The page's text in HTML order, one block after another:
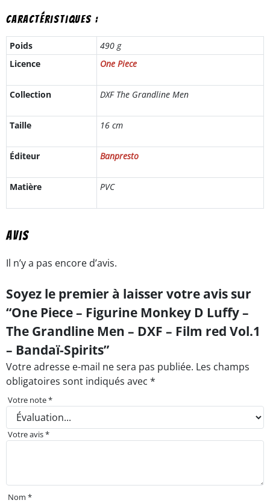
Caractéristiques :
Poids
490 g
Licence
One Piece
Collection DXF The Grandline Men
Taille 16 cm
Éditeur Banpresto
Matière PVC
Avis
Il n’y a pas encore d’avis.
Soyez le premier à laisser votre avis sur
“One Piece – Figurine Monkey D Luffy –
The Grandline Men – DXF – Film red Vol.1
– Bandaï-Spirits”
Votre adresse e-mail ne sera pas publiée. Les champs
obligatoires sont indiqués avec *
Votre note*
Votre avis*
Nom*